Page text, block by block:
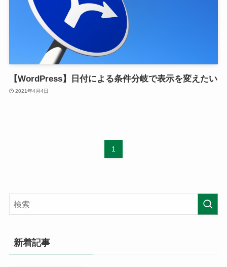
【WordPress】日付による条件分岐で表示を変えたい
2021年4月4日
1
新着記事